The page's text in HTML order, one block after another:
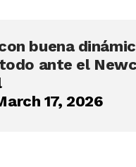
buena
ante el
17, 2026